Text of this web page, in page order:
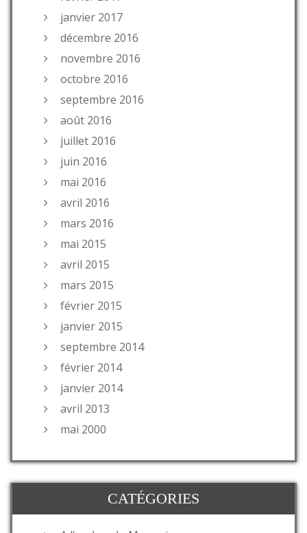
janvier 2017
décembre 2016
novembre 2016
octobre 2016
septembre 2016
août 2016
juillet 2016
juin 2016
mai 2016
avril 2016
mars 2016
mai 2015
avril 2015
mars 2015
février 2015
janvier 2015
septembre 2014
février 2014
janvier 2014
avril 2013
mai 2000
CATÉGORIES